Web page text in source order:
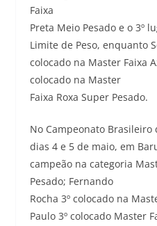
Faixa
Preta Meio Pesado e o 3º
Limite de Peso, enquanto
colocado na Master Faixa
colocado na Master
Faixa Roxa Super Pesado.
No Campeonato Brasileiro
dias 4 e 5 de maio, em
campeão na categoria
Pesado; Fernando
Rocha 3º colocado na
Paulo 3º colocado Master